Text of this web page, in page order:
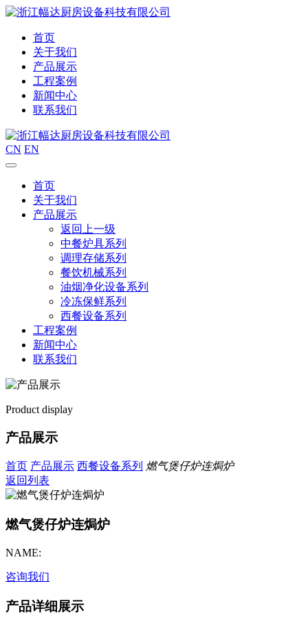
首页
关于我们
产品展示
工程案例
新闻中心
联系我们
CN EN
首页
关于我们
产品展示
返回上一级
中餐炉具系列
调理存储系列
餐饮机械系列
油烟净化设备系列
冷冻保鲜系列
西餐设备系列
工程案例
新闻中心
联系我们
Product display
产品展示
首页 产品展示 西餐设备系列 燃气煲仔炉连焗炉
返回列表
燃气煲仔炉连焗炉
NAME:
咨询我们
产品详细展示